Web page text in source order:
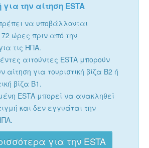
την αίτηση ESTA
να υποβάλλονται
ώρες πριν από την
τις ΗΠΑ.
αιτούντες ESTA μπορούν
για τουριστική βίζα B2 ή
βίζα B1.
ESTA μπορεί να ανακληθεί
και δεν εγγυάται την
για την ESTA